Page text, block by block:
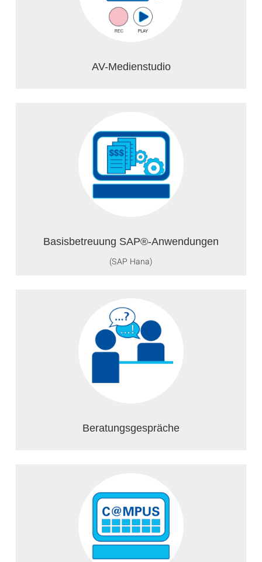
AV-Medienstudio
Basisbetreuung SAP®-Anwendungen
(SAP Hana)
Beratungsgespräche